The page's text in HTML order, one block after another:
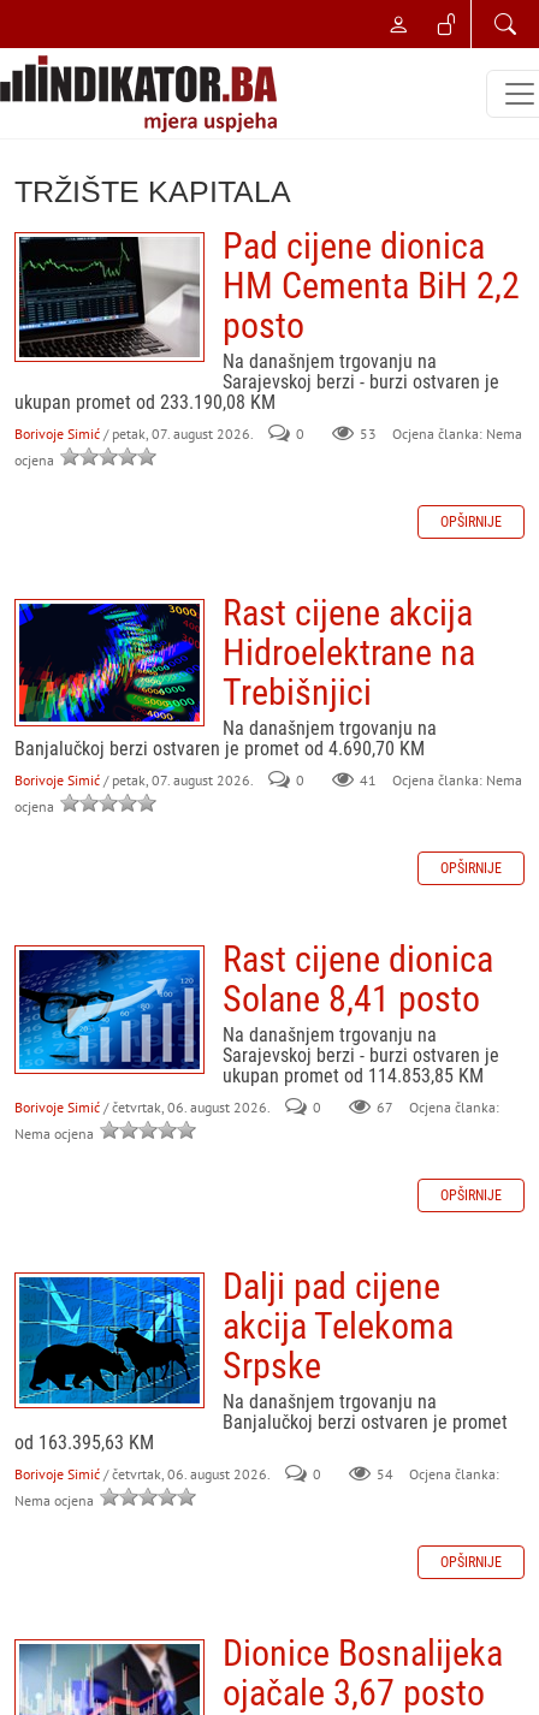
TRŽIŠTE KAPITALA
Pad cijene dionica
HM Cementa BiH 2,2
posto
Na današnjem trgovanju na
Sarajevskoj berzi - burzi ostvaren je
ukupan promet od 233.190,08 KM
Borivoje Simić / petak, 07. august 2026. 0 53
Ocjena članka: Nema
ocjena
OPŠIRNIJE
Rast cijene akcija
Hidroelektrane na
Trebišnjici
Na današnjem trgovanju na
Banjalučkoj berzi ostvaren je promet od 4.690,70 KM
Borivoje Simić / petak, 07. august 2026. 0 41
Ocjena članka: Nema
ocjena
OPŠIRNIJE
Rast cijene dionica
Solane 8,41 posto
Na današnjem trgovanju na
Sarajevskoj berzi - burzi ostvaren je
ukupan promet od 114.853,85 KM
Borivoje Simić / četvrtak, 06. august 2026. 0 67
Ocjena članka:
Nema ocjena
OPŠIRNIJE
Dalji pad cijene
akcija Telekoma
Srpske
Na današnjem trgovanju na
Banjalučkoj berzi ostvaren je promet
od 163.395,63 KM
Borivoje Simić / četvrtak, 06. august 2026. 0 54
Ocjena članka:
Nema ocjena
OPŠIRNIJE
Dionice Bosnalijeka
ojačale 3,67 posto